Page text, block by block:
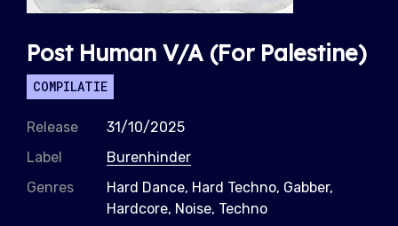
Post Human V/A (For Palestine)
COMPILATIE
Release
31/10/2025
Label
Burenhinder
Genres
Hard Dance, Hard Techno, Gabber,
Hardcore, Noise, Techno